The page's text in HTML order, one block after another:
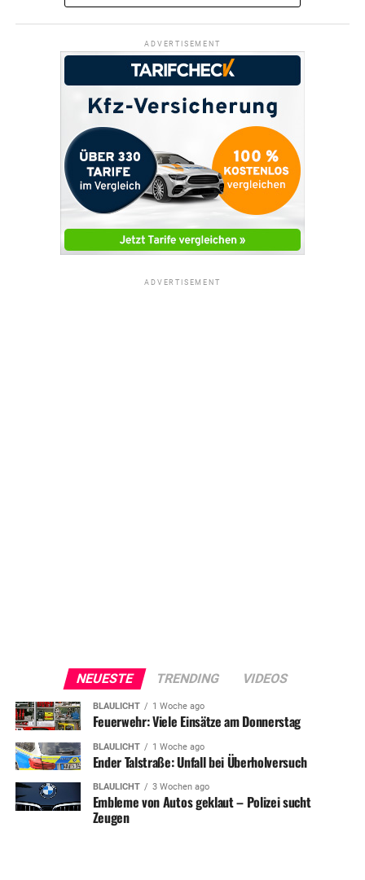
ADVERTISEMENT
ADVERTISEMENT
NEUESTE TRENDING VIDEOS
BLAULICHT 1 Woche ago
Feuerwehr: Viele Einsätze am Donnerstag
BLAULICHT 1 Woche ago
Ender Talstraße: Unfall bei Überholversuch
BLAULICHT 3 Wochen ago
Embleme von Autos geklaut – Polizei sucht
Zeugen